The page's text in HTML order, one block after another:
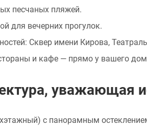
песчаных пляжей.
для вечерних прогулок.
Сквер имени Кирова,
и кафе — прямо у вашего
уважающая
с панорамным